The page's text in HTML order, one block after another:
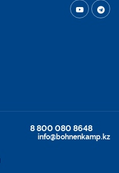
8 800 080 8648
info@bohnenkamp.kz